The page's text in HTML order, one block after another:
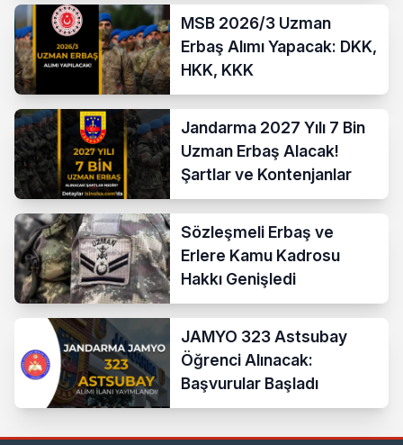
MSB 2026/3 Uzman
Erbaş Alımı Yapacak: DKK,
HKK, KKK
Jandarma 2027 Yılı 7 Bin
Uzman Erbaş Alacak!
Şartlar ve Kontenjanlar
Sözleşmeli Erbaş ve
Erlere Kamu Kadrosu
Hakkı Genişledi
JAMYO 323 Astsubay
Öğrenci Alınacak:
Başvurular Başladı